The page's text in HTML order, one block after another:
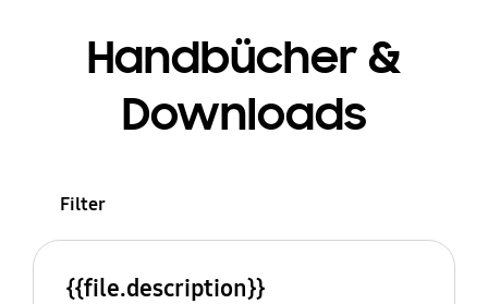
Handbücher &
Downloads
Filter
{{file.description}}